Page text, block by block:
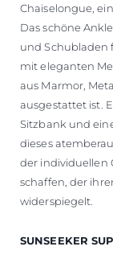
Chaiselongue,
Das schöne
und Schubladen
mit eleganten
aus Marmor,
ausgestattet ist.
Sitzbank und
dieses
der individuellen
schaffen, der
widerspiegelt.
SUNSEEKER